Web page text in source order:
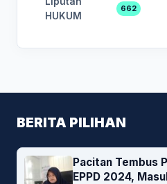
HUKUM
662
BERITA PILIHAN
Pacitan Tembus
EPPD 2024,